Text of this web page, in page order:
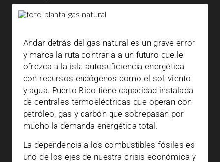
Andar detrás del gas natural es un grave error
y marca la ruta contraria a un futuro que le
ofrezca a la isla autosuficiencia energética
con recursos endógenos como el sol, viento
y agua. Puerto Rico tiene capacidad instalada
de centrales termoeléctricas que operan con
petróleo, gas y carbón que sobrepasan por
mucho la demanda energética total.
La dependencia a los combustibles fósiles es
uno de los ejes de nuestra crisis económica y